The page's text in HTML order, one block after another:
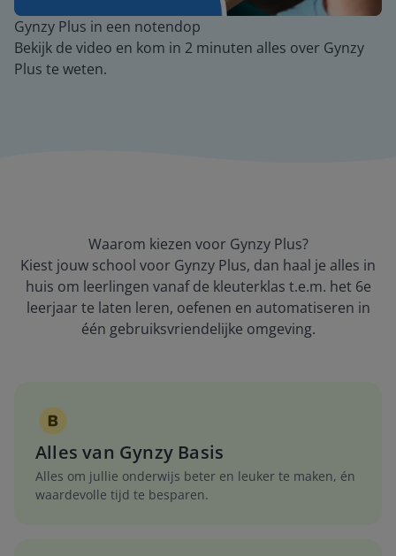
Gynzy Plus in een notendop
Bekijk de video en kom in 2 minuten alles over Gynzy
Plus te weten.
Mute Settings
Waarom kiezen voor Gynzy Plus?
Kiest jouw school voor Gynzy Plus, dan haal je alles in
huis om leerlingen vanaf de kleuterklas t.e.m. het 6e
leerjaar te laten leren, oefenen en automatiseren in
één gebruiksvriendelijke omgeving.
Alles van Gynzy Basis
Alles om jullie onderwijs beter en leuker te maken, én
waardevolle tijd te besparen.